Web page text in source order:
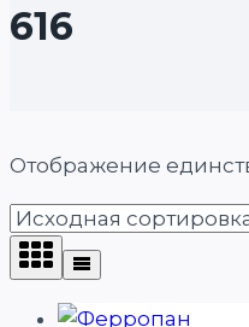
616
Отображение